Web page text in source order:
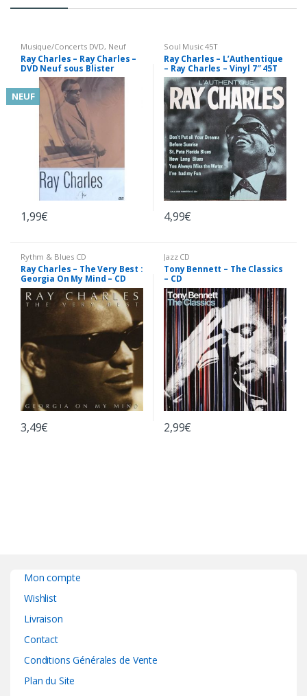
Musique/Concerts DVD, Neuf
Ray Charles – Ray Charles –
DVD Neuf sous Blister
NEUF
1,99€
Soul Music 45T
Ray Charles – L’Authentique
– Ray Charles – Vinyl 7″ 45T
(EP)
4,99€
Rythm & Blues CD
Ray Charles – The Very Best :
Georgia On My Mind – CD
3,49€
Jazz CD
Tony Bennett – The Classics
– CD
2,99€
Mon compte
Wishlist
Livraison
Contact
Conditions Générales de Vente
Plan du Site